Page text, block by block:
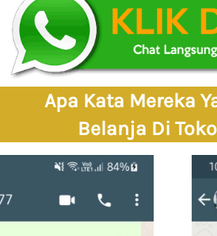
Apa Kata Mereka
Belanja Di